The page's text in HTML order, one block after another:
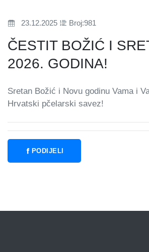
23.12.2025 Broj:981
ČESTIT BOŽIĆ I
2026. GODINA!
Sretan Božić i Novu godinu Vama i
Hrvatski pčelarski savez!
PODIJELI